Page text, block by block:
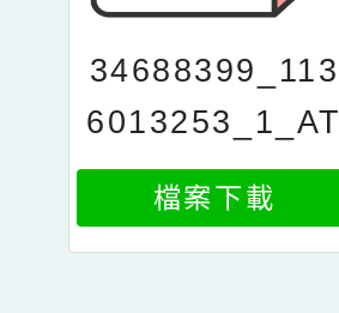
34688399_113
6013253_1_AT
TACH1
檔案下載